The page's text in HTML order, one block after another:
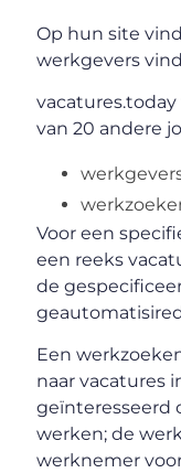
Op hun site
werkgevers
vacatures.today
van 20 andere
Voor een
een ​​reeks
de
Een
naar vacatures
geïnteresseerd
werken; de
werknemer